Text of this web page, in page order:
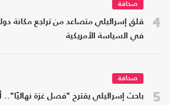
4
صحافة
قلق إسرائيلي متصاعد من تراجع مكانة
في السياسة الأمريكية
5
صحافة
باحث إسرائيلي يقترح "فصل غزة نهائيًا"..